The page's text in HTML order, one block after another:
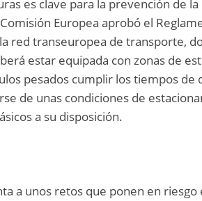
es clave para la prevención de
Europea aprobó el
red transeuropea de transporte,
estar equipada con zonas de
pesados cumplir los tiempos de
de unas condiciones de
a su disposición.
a unos retos que ponen en